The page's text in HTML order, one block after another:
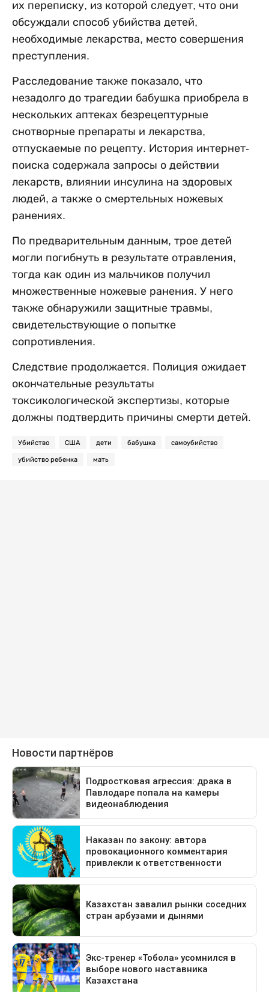
их переписку, из которой следует, что они
обсуждали способ убийства детей,
необходимые лекарства, место совершения
преступления.
Расследование также показало, что
незадолго до трагедии бабушка приобрела в
нескольких аптеках безрецептурные
снотворные препараты и лекарства,
отпускаемые по рецепту. История интернет-
поиска содержала запросы о действии
лекарств, влиянии инсулина на здоровых
людей, а также о смертельных ножевых
ранениях.
По предварительным данным, трое детей
могли погибнуть в результате отравления,
тогда как один из мальчиков получил
множественные ножевые ранения. У него
также обнаружили защитные травмы,
свидетельствующие о попытке
сопротивления.
Следствие продолжается. Полиция ожидает
окончательные результаты
токсикологической экспертизы, которые
должны подтвердить причины смерти детей.
Убийство США дети бабушка самоубийство
убийство ребенка мать